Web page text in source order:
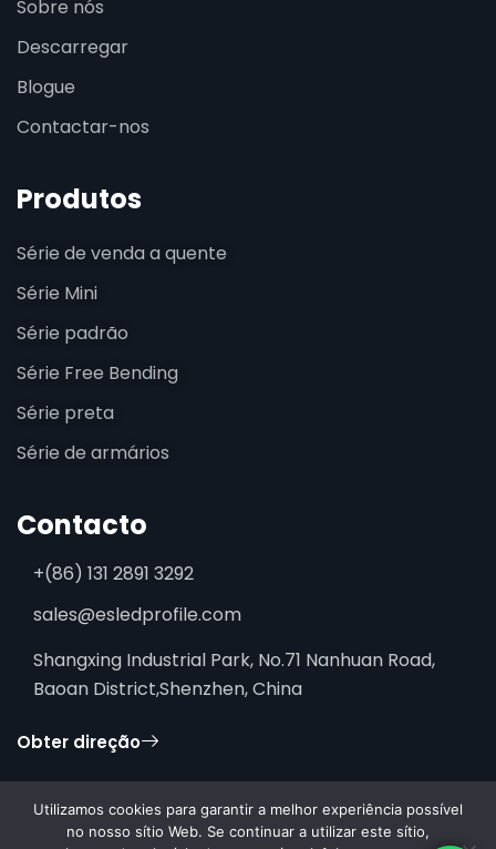
Sobre nós
Descarregar
Blogue
Contactar-nos
Produtos
Série de venda a quente
Série Mini
Série padrão
Série Free Bending
Série preta
Série de armários
Contacto
+(86) 131 2891 3292
sales@esledprofile.com
Shangxing Industrial Park, No.71 Nanhuan Road,
Baoan District,Shenzhen, China
Obter direção
Utilizamos cookies para garantir a melhor experiência possível
no nosso sítio Web. Se continuar a utilizar este sítio,